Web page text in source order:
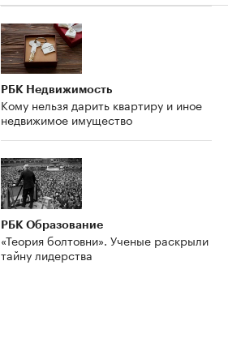
РБК Недвижимость
Кому нельзя дарить квартиру и иное
недвижимое имущество
РБК Образование
«Теория болтовни». Ученые раскрыли
тайну лидерства